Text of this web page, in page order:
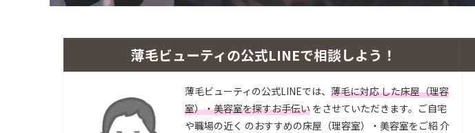
薄毛ビューティの公式LINEで相談しよう！
薄毛ビューティの公式LINEでは、 薄毛に対応 した床屋（理容
室）・美容室を探すお手伝い をさせていただきます。ご自宅
や職場の近く のおすすめの床屋（理容室）・美容室をご紹 介